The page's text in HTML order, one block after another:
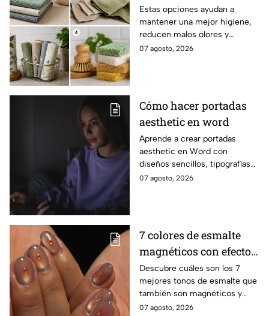
de cocina por opciones
más saludables,
modernas y elegantes
Estas opciones ayudan a
mantener una mejor higiene,
reducen malos olores y
aportan un toque moderno a la
07 agosto, 2026
Cómo hacer portadas
aesthetic en word
Aprende a crear portadas
aesthetic en Word con
diseños sencillos, tipografías
bonitas y detalles visuales que
07 agosto, 2026
7 colores de esmalte
magnéticos con efecto
ojo de gato para lucir
manos elegantes
Descubre cuáles son los 7
mejores tonos de esmalte que
también son magnéticos y
sirven para realizar el efecto
07 agosto, 2026